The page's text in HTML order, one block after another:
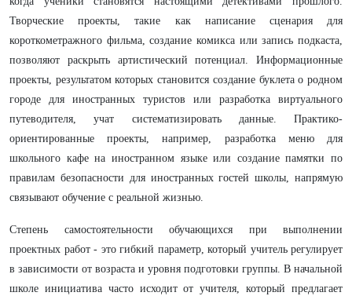
Творческие проекты, такие как написание сценария для
короткометражного фильма, создание комикса или запись подкаста,
позволяют раскрыть артистический потенциал. Информационные
проекты, результатом которых становится создание буклета о родном
городе для иностранных туристов или разработка виртуального
путеводителя, учат систематизировать данные. Практико-
ориентированные проекты, например, разработка меню для
школьного кафе на иностранном языке или создание памятки по
правилам безопасности для иностранных гостей школы, напрямую
связывают обучение с реальной жизнью.
Степень самостоятельности обучающихся при выполнении
проектных работ - это гибкий параметр, который учитель регулирует
в зависимости от возраста и уровня подготовки группы. В начальной
школе инициатива часто исходит от учителя, который предлагает